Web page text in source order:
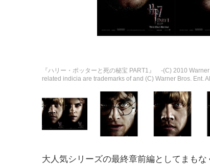
『ハリー・ポッターと死の秘宝 PART1』 -(C) 2010
related indicia are trademarks of and (C) Warner Bros. Ent.
大人気シリーズの最終章前編としてまもな